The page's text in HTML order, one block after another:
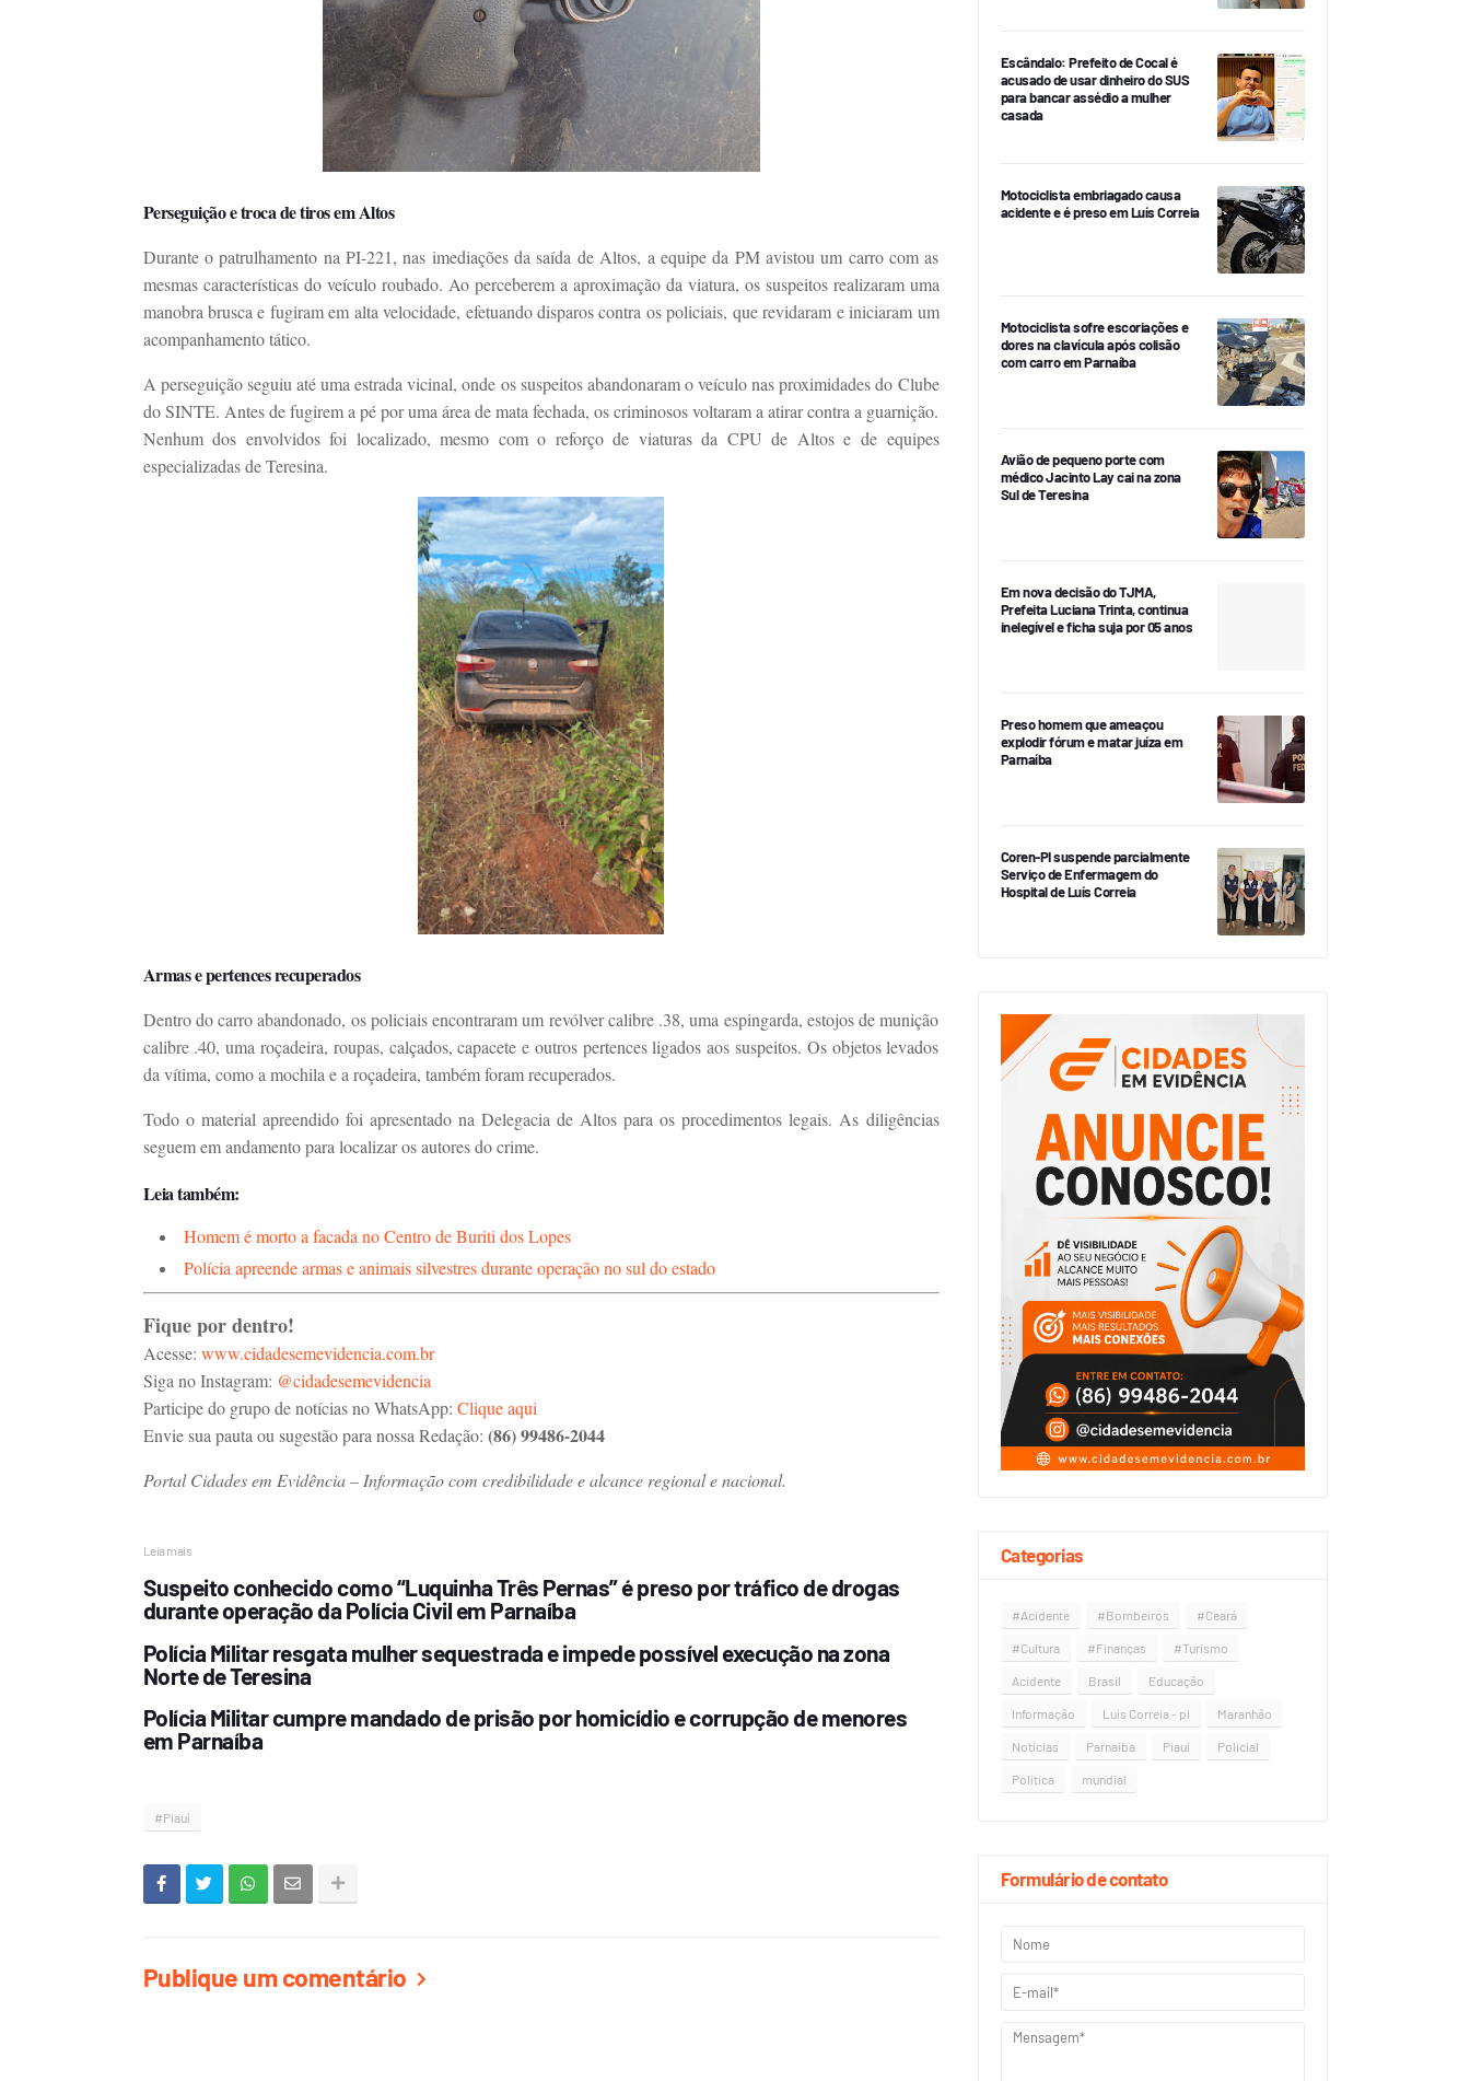
Perseguição e troca de tiros em Altos
Durante o patrulhamento na PI-221, nas imediações da saída de Altos, a equipe da PM avistou um carro com as
mesmas características do veículo roubado. Ao perceberem a aproximação da viatura, os suspeitos realizaram uma
manobra brusca e fugiram em alta velocidade, efetuando disparos contra os policiais, que revidaram e iniciaram um
acompanhamento tático.
A perseguição seguiu até uma estrada vicinal, onde os suspeitos abandonaram o veículo nas proximidades do Clube
do SINTE. Antes de fugirem a pé por uma área de mata fechada, os criminosos voltaram a atirar contra a guarnição.
Nenhum dos envolvidos foi localizado, mesmo com o reforço de viaturas da CPU de Altos e de equipes
especializadas de Teresina.
Armas e pertences recuperados
Dentro do carro abandonado, os policiais encontraram um revólver calibre .38, uma espingarda, estojos de munição
calibre .40, uma roçadeira, roupas, calçados, capacete e outros pertences ligados aos suspeitos. Os objetos levados
da vítima, como a mochila e a roçadeira, também foram recuperados.
Todo o material apreendido foi apresentado na Delegacia de Altos para os procedimentos legais. As diligências
seguem em andamento para localizar os autores do crime.
Leia também:
Homem é morto a facada no Centro de Buriti dos Lopes
Polícia apreende armas e animais silvestres durante operação no sul do estado
Fique por dentro!
Acesse: www.cidadesemevidencia.com.br
Siga no Instagram: @cidadesemevidencia
Participe do grupo de notícias no WhatsApp: Clique aqui
Envie sua pauta ou sugestão para nossa Redação: (86) 99486-2044
Portal Cidades em Evidência – Informação com credibilidade e alcance regional e nacional.
Leia mais
Suspeito conhecido como “Luquinha Três Pernas” é preso por tráfico de drogas
durante operação da Polícia Civil em Parnaíba
Polícia Militar resgata mulher sequestrada e impede possível execução na zona
Norte de Teresina
Polícia Militar cumpre mandado de prisão por homicídio e corrupção de menores
em Parnaíba
#Piauí
Publique um comentário
Escândalo: Prefeito de Cocal é
acusado de usar dinheiro do SUS
para bancar assédio a mulher
casada
Motociclista embriagado causa
acidente e é preso em Luís Correia
Motociclista sofre escoriações e
dores na clavícula após colisão
com carro em Parnaíba
Avião de pequeno porte com
médico Jacinto Lay cai na zona
Sul de Teresina
Em nova decisão do TJMA,
Prefeita Luciana Trinta, continua
inelegível e ficha suja por 05 anos
Preso homem que ameaçou
explodir fórum e matar juíza em
Parnaíba
Coren-PI suspende parcialmente
Serviço de Enfermagem do
Hospital de Luís Correia
Categorias
#Acidente #Bombeiros #Ceará
#Cultura #Finanças #Turismo
Acidente Brasil Educação
Informação Luís Correia - pi Maranhão
Notícias Parnaíba Piauí Policial
Política mundial
Formulário de contato